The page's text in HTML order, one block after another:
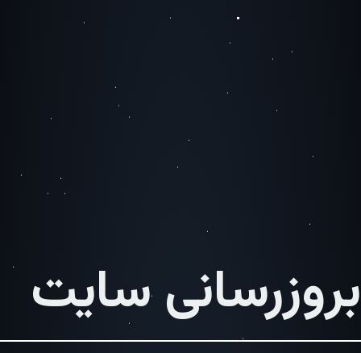
بروزرسانی سایت